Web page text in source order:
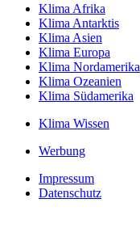
Klima Afrika
Klima Antarktis
Klima Asien
Klima Europa
Klima Nordamerika
Klima Ozeanien
Klima Südamerika
Klima Wissen
Werbung
Impressum
Datenschutz